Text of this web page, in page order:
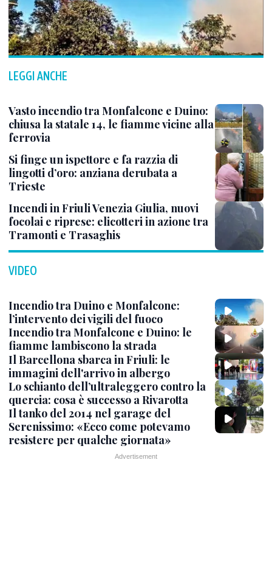
LEGGI ANCHE
Vasto incendio tra Monfalcone e Duino:
chiusa la statale 14, le fiamme vicine alla
ferrovia
Si finge un ispettore e fa razzia di
lingotti d’oro: anziana derubata a
Trieste
Incendi in Friuli Venezia Giulia, nuovi
focolai e riprese: elicotteri in azione tra
Tramonti e Trasaghis
VIDEO
Incendio tra Duino e Monfalcone:
l’intervento dei vigili del fuoco
Incendio tra Monfalcone e Duino: le
fiamme lambiscono la strada
Il Barcellona sbarca in Friuli: le
immagini dell'arrivo in albergo
Lo schianto dell’ultraleggero contro la
quercia: cosa è successo a Rivarotta
Il tanko del 2014 nel garage del
Serenissimo: «Ecco come potevamo
resistere per qualche giornata»